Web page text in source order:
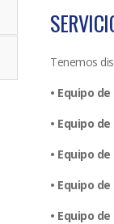
Tenemos
• Equipo
• Equipo
• Equipo
• Equipo
• Equipo